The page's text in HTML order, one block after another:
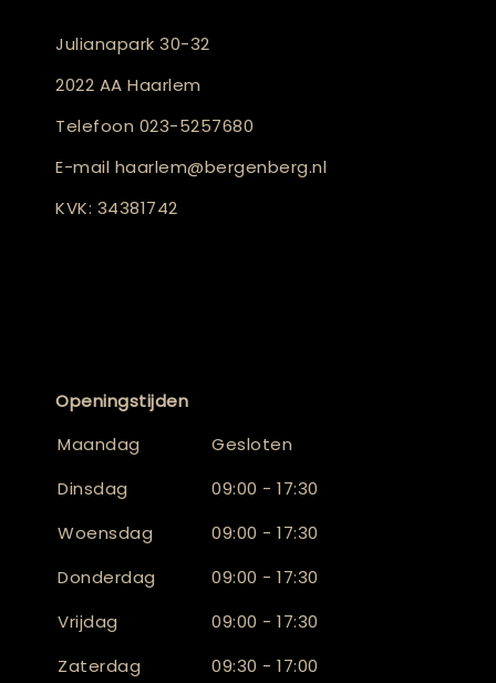
Julianapark 30-32
2022 AA Haarlem
Telefoon 023-5257680
E-mail haarlem@bergenberg.nl
KVK: 34381742
Openingstijden
Maandag
Gesloten
Dinsdag
09:00 - 17:30
Woensdag
09:00 - 17:30
Donderdag
09:00 - 17:30
Vrijdag
09:00 - 17:30
Zaterdag
09:30 - 17:00